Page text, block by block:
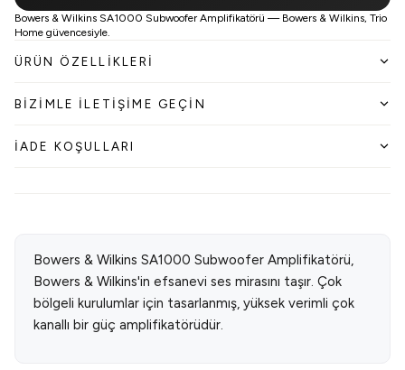
Bowers & Wilkins SA1000 Subwoofer Amplifikatörü — Bowers & Wilkins, Trio
Home güvencesiyle.
ÜRÜN ÖZELLIKLERI
BIZIMLE İLETIŞIME GEÇIN
İADE KOŞULLARI
Bowers & Wilkins SA1000 Subwoofer Amplifikatörü,
Bowers & Wilkins'in efsanevi ses mirasını taşır. Çok
bölgeli kurulumlar için tasarlanmış, yüksek verimli çok
kanallı bir güç amplifikatörüdür.